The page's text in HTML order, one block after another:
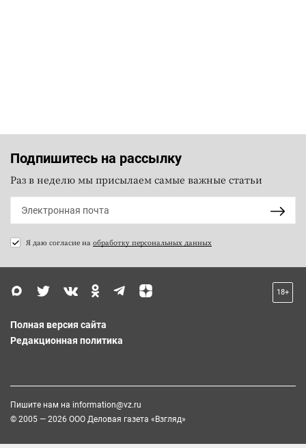
Подпишитесь на рассылку
Раз в неделю мы присылаем самые важные статьи
Я даю согласие на обработку персональных данных
18+
Полная версия сайта
Редакционная политика
Пишите нам на information@vz.ru
© 2005 — 2026 ООО Деловая газета «Взгляд»